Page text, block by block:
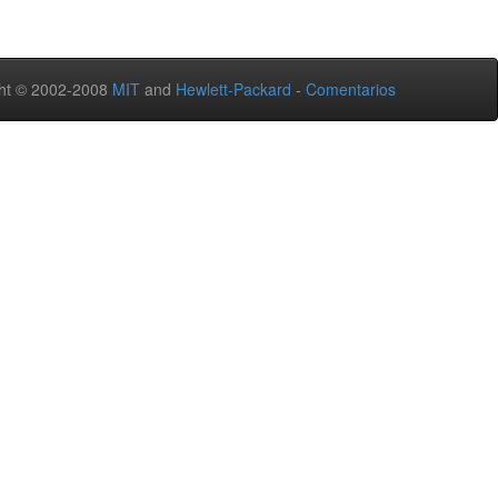
© 2002-2008 MIT and Hewlett-Packard - Comentarios